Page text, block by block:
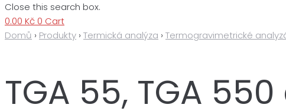
Close this search box.
0.00 Kč0 Cart
Domů › Produkty ›Termická analýza ›Termogravimetrické
TGA 55, TGA